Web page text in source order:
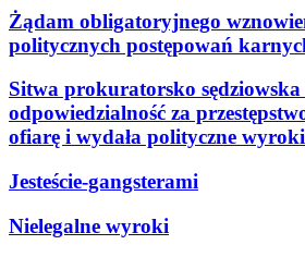
Żądam obligatoryjnego
politycznych postępowań
Sitwa prokuratorsko sędziowska
odpowiedzialność za
ofiarę i wydała polityczne wyroki
Jesteście-gangsterami
Nielegalne wyroki